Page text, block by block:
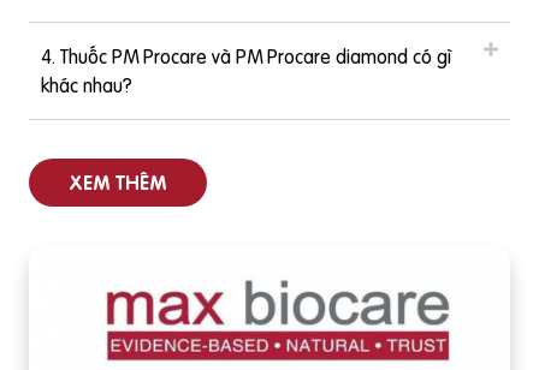
4. Thuốc PM Procare và PM Procare diamond có gì
khác nhau?
XEM THÊM